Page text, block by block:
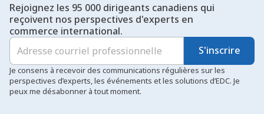
Rejoignez les 95 000 dirigeants canadiens qui
reçoivent nos perspectives d'experts en
commerce international.
S'inscrire
Je consens à recevoir des communications régulières sur les
perspectives d’experts, les événements et les solutions d’EDC. Je
peux me désabonner à tout moment.